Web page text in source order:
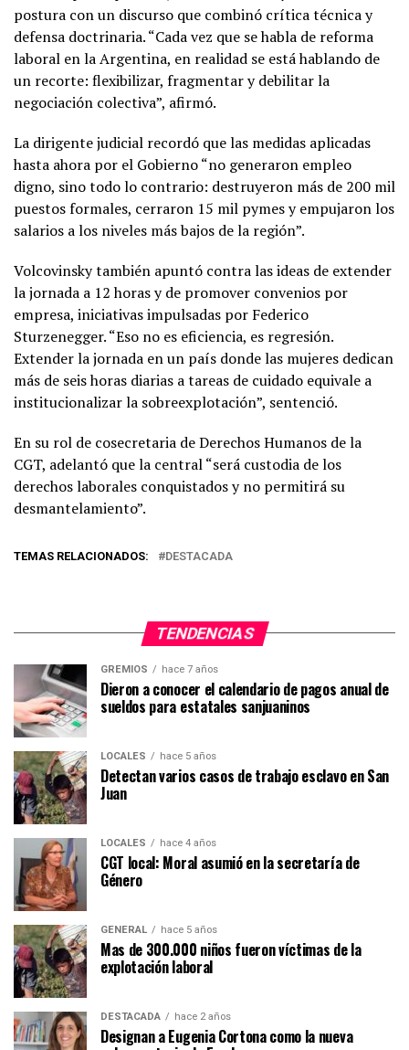
postura con un discurso que combinó crítica técnica y
defensa doctrinaria. “Cada vez que se habla de reforma
laboral en la Argentina, en realidad se está hablando de
un recorte: flexibilizar, fragmentar y debilitar la
negociación colectiva”, afirmó.
La dirigente judicial recordó que las medidas aplicadas
hasta ahora por el Gobierno “no generaron empleo
digno, sino todo lo contrario: destruyeron más de 200 mil
puestos formales, cerraron 15 mil pymes y empujaron los
salarios a los niveles más bajos de la región”.
Volcovinsky también apuntó contra las ideas de extender
la jornada a 12 horas y de promover convenios por
empresa, iniciativas impulsadas por Federico
Sturzenegger. “Eso no es eficiencia, es regresión.
Extender la jornada en un país donde las mujeres dedican
más de seis horas diarias a tareas de cuidado equivale a
institucionalizar la sobreexplotación”, sentenció.
En su rol de cosecretaria de Derechos Humanos de la
CGT, adelantó que la central “será custodia de los
derechos laborales conquistados y no permitirá su
desmantelamiento”.
TEMAS RELACIONADOS: DESTACADA
TENDENCIAS
GREMIOS hace 7 años
Dieron a conocer el calendario de pagos anual de
sueldos para estatales sanjuaninos
LOCALES hace 5 años
Detectan varios casos de trabajo esclavo en San
Juan
LOCALES hace 4 años
CGT local: Moral asumió en la secretaría de
Género
GENERAL hace 5 años
Mas de 300.000 niños fueron víctimas de la
explotación laboral
DESTACADA hace 2 años
Designan a Eugenia Cortona como la nueva